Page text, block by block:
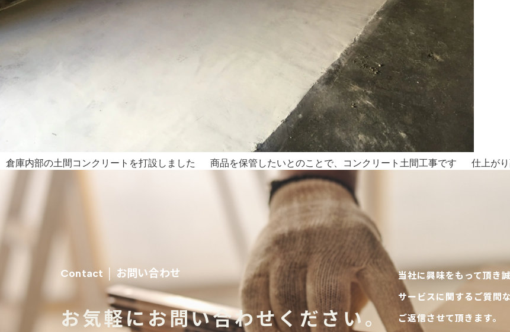
倉庫内部の土間コンクリートを打設しました 商品を保管したいとのことで、コンクリート土間工事です 仕上が
Contact │ お問い合わせ
お気軽にお問い合わせください。
当社に興味をもって頂き
サービスに関するご質問
ご返信させて頂きます。